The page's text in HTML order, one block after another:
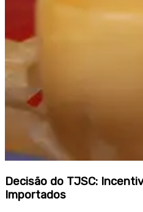
Decisão do TJSC:
Importados